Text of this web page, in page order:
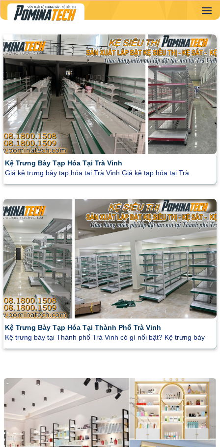
Skip
to
Kệ Trưng Bày Tạp Hóa Tại Trà Vinh
Giá kệ trưng bày tạp hóa tại Trà Vinh Giá kệ tạp hóa tại Trà
Kệ Trưng Bày Tạp Hóa Tại Thành Phố Trà Vinh
Kệ trưng bày tại Thành phố Trà Vinh có gì nổi bật? Kệ trưng bày